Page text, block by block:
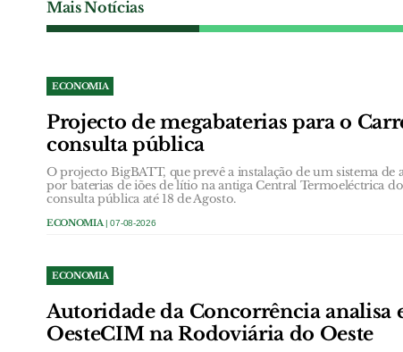
Mais Notícias
ECONOMIA
Projecto de megabaterias para o
consulta pública
O projecto BigBATT, que prevê a instalação de um sistema de
por baterias de iões de lítio na antiga Central Termoeléctrica
consulta pública até 18 de Agosto.
ECONOMIA | 07-08-2026
ECONOMIA
Autoridade da Concorrência analisa
OesteCIM na Rodoviária do Oeste